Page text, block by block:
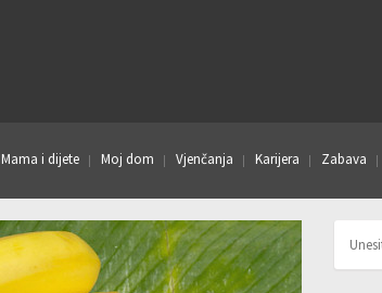
Mama i dijete Moj dom Vjenčanja Karijera Zabava